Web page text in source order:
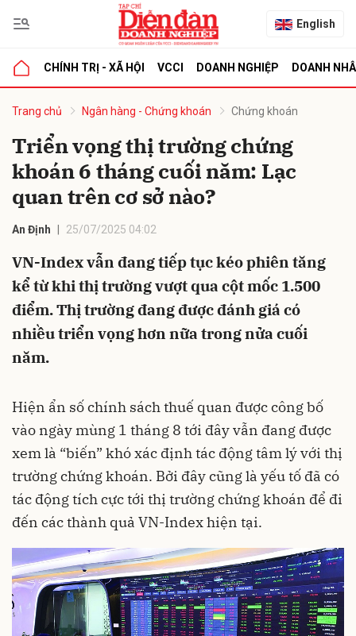
English
CHÍNH TRỊ - XÃ HỘI VCCI DOANH NGHIỆP DOANH
Trang chủ Ngân hàng - Chứng khoán Chứng khoán
Triển vọng thị trường chứng
khoán 6 tháng cuối năm: Lạc
quan trên cơ sở nào?
An Định 25/07/2025 04:02
VN-Index vẫn đang tiếp tục kéo phiên tăng
kể từ khi thị trường vượt qua cột mốc 1.500
điểm. Thị trường đang được đánh giá có
nhiều triển vọng hơn nữa trong nửa cuối
năm.
Hiện ẩn số chính sách thuế quan được công bố
vào ngày mùng 1 tháng 8 tới đây vẫn đang được
xem là “biến” khó xác định tác động tâm lý với thị
trường chứng khoán. Bởi đây cũng là yếu tố đã có
tác động tích cực tới thị trường chứng khoán để đi
đến các thành quả VN-Index hiện tại.
luận
Hủy